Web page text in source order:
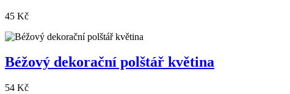
45 Kč
Béžový dekorační polštář květina
54 Kč